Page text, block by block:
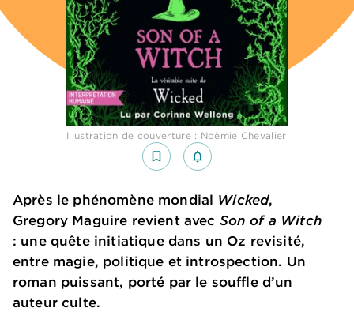
Illustration de couverture : Noëmie Chevalier
bookmark_border notifications_none_outlined
Après le phénomène mondial Wicked,
Gregory Maguire revient avec Son of a Witch
: une quête initiatique dans un Oz revisité,
entre magie, politique et introspection. Un
roman puissant, porté par le souffle d’un
auteur culte.